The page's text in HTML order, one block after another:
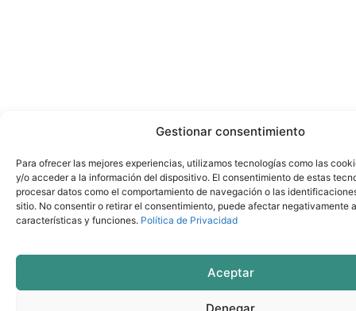
Gestionar consentimiento
Para ofrecer las mejores experiencias, utilizamos tecnologías como las
y/o acceder a la información del dispositivo. El consentimiento de estas
procesar datos como el comportamiento de navegación o las
sitio. No consentir o retirar el consentimiento, puede afectar negativamente
características y funciones. Política de Privacidad
Aceptar
Denegar